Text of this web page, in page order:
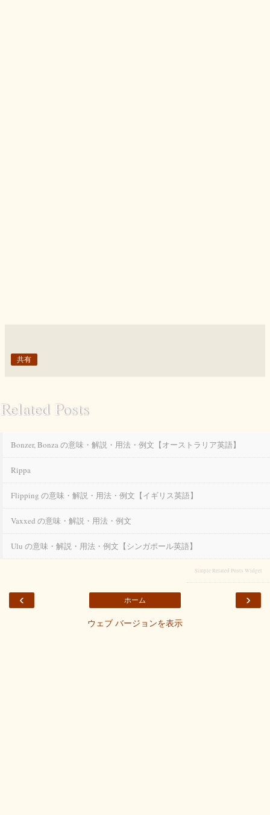
共有
Related Posts
Bonzer, Bonza の意味・解説・用法・例文【オーストラリア英語】
Rippa
Flipping の意味・解説・用法・例文【イギリス英語】
Vaxxed の意味・解説・用法・例文
Ulu の意味・解説・用法・例文【シンガポール英語】
Simple Related Posts Widget
‹ ›
ホーム
ウェブ バージョンを表示